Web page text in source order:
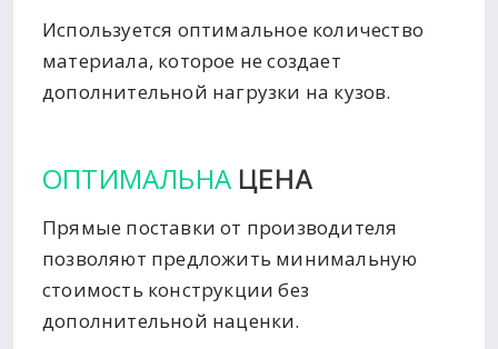
Используется оптимальное количество
материала, которое не создает
дополнительной нагрузки на кузов.
ОПТИМАЛЬНА ЦЕНА
Прямые поставки от производителя
позволяют предложить минимальную
стоимость конструкции без
дополнительной наценки.